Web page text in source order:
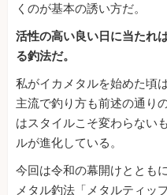
くのが基本の誘い方だ。
活性の高い良い日に当たれ
る釣法だ。
私がイカメタルを始めた頃
主流で釣り方も前述の通り
はスタイルこそ変わらない
ルが進化している。
今回は令和の幕開けととも
メタル釣法「メタルティッ